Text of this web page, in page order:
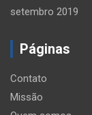
setembro 2019
Páginas
Contato
Missão